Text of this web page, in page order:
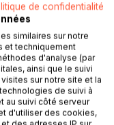
Chambreuil,
de confidentialité
similaires sur notre
et techniquement
d'analyse (par
ainsi que le suivi
sur notre site et la
de suivi à
au suivi côté serveur
d'utiliser des cookies,